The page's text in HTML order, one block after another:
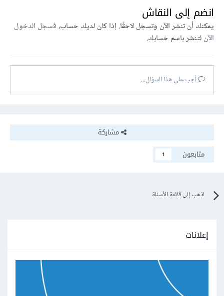
انضم إلى النقاش
يمكنك أن تنشر الآن وتسجل لاحقًا. إذا كان لديك حساب،فسجل الدخول
الآنلتنشر باسم حسابك.
أجب على هذا السؤال...
مشاركة
متابعون
1
اذهب إلى قائمة الأسئلة
إعلانات